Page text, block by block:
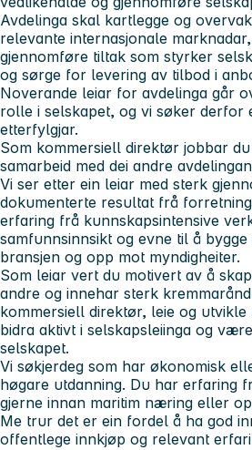
Avdelinga skal kartlegge og
relevante internasjonale
gjennomføre tiltak som styrker
og sørge for levering av tilbod i
Noverande leiar for avdelinga går
rolle i selskapet, og vi søker derfor
etterfylgjar.
Som kommersiell direktør jobbar
samarbeid med dei andre
Vi ser etter ein leiar med sterk
dokumenterte resultat frå
erfaring frå kunnskapsintensive
samfunnsinnsikt og evne til å
bransjen og opp mot myndigheiter.
Som leiar vert du motivert av å
andre og innehar sterk
kommersiell direktør, leie og
bidra aktivt i selskapsleiinga og
selskapet.
Vi søkjerdeg som har økonomisk
høgare utdanning. Du har erfaring
gjerne innan maritim næring eller
Me trur det er ein fordel å ha god
offentlege innkjøp og relevant